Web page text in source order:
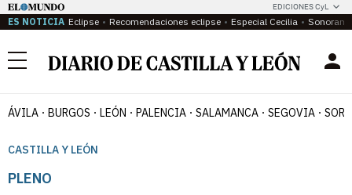
EDICIONES CyL
ES NOTICIA Eclipse Recomendaciones eclipse Especial Cecilia
Menú
ÁVILA BURGOS LEÓN PALENCIA SALAMANCA SEGOVIA
CASTILLA Y LEÓN
PLENO